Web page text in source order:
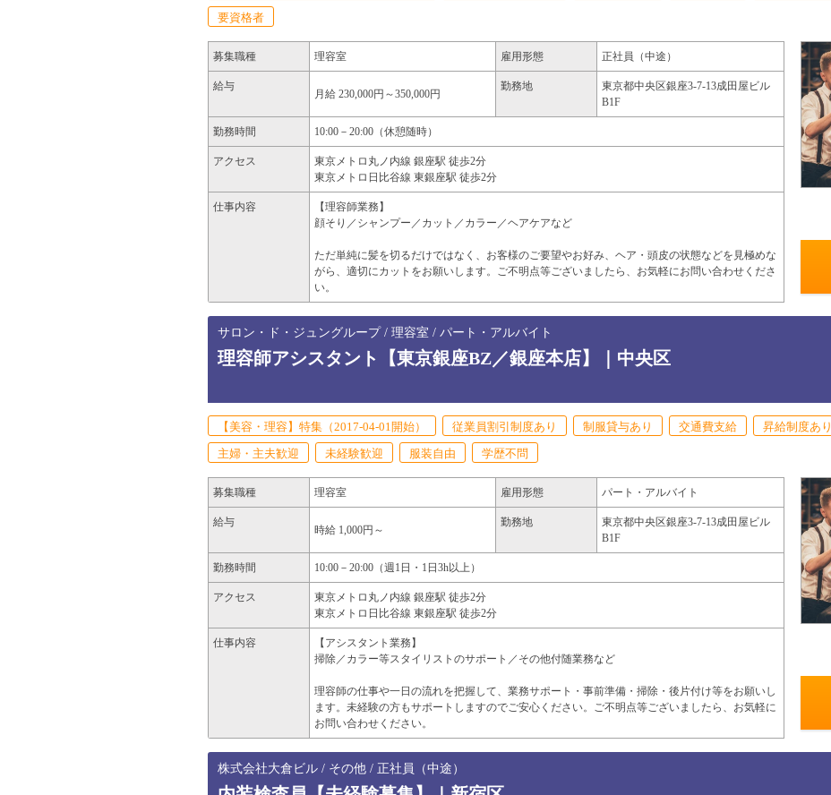
要資格者
募集職種 理容室 雇用形態 正社員（中途）
給与
月給 230,000円～350,000円
勤務地 東京都中央区銀座3-7-13成田屋ビル
B1F
勤務時間 10:00－20:00（休憩随時）
アクセス
東京メトロ丸ノ内線 銀座駅 徒歩2分
東京メトロ日比谷線 東銀座駅 徒歩2分
仕事内容
【理容師業務】
顔そり／シャンプー／カット／カラー／ヘアケアなど
ただ単純に髪を切るだけではなく、お客様のご要望やお好み、ヘア・頭皮の状態などを見極めな
がら、適切にカットをお願いします。ご不明点等ございましたら、お気軽にお問い合わせくださ
い。
サロン・ド・ジュングループ / 理容室 / パート・アルバイト
理容師アシスタント【東京銀座BZ／銀座本店】｜中央区
【美容・理容】特集（2017-04-01開始） 従業員割引制度あり 制服貸与あり 交通費支給 昇給制度あり
主婦・主夫歓迎
未経験歓迎 服装自由 学歴不問
募集職種 理容室 雇用形態 パート・アルバイト
給与
時給 1,000円～
勤務地 東京都中央区銀座3-7-13成田屋ビル
B1F
勤務時間 10:00－20:00（週1日・1日3h以上）
アクセス
東京メトロ丸ノ内線 銀座駅 徒歩2分
東京メトロ日比谷線 東銀座駅 徒歩2分
仕事内容
【アシスタント業務】
掃除／カラー等スタイリストのサポート／その他付随業務など
理容師の仕事や一日の流れを把握して、業務サポート・事前準備・掃除・後片付け等をお願いし
ます。未経験の方もサポートしますのでご安心ください。ご不明点等ございましたら、お気軽に
お問い合わせください。
株式会社大倉ビル / その他 / 正社員（中途）